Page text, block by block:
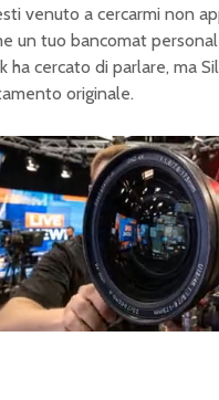
venuto a cercarmi non
un tuo bancomat
ha cercato di parlare, ma
originale.
U
m
L
o